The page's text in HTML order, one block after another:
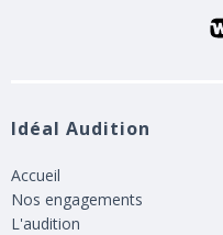
Idéal Audition
Accueil
Nos engagements
L'audition